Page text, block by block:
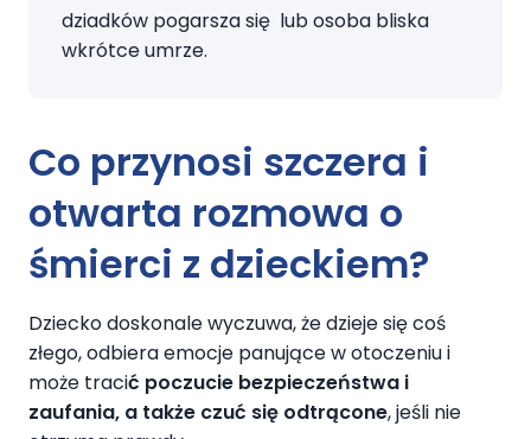
dziadków pogarsza się lub osoba bliska
wkrótce umrze.
Co przynosi szczera i
otwarta rozmowa o
śmierci z dzieckiem?
Dziecko doskonale wyczuwa, że dzieje się coś
złego, odbiera emocje panujące w otoczeniu i
może tracić poczucie bezpieczeństwa i
zaufania, a także czuć się odtrącone, jeśli nie